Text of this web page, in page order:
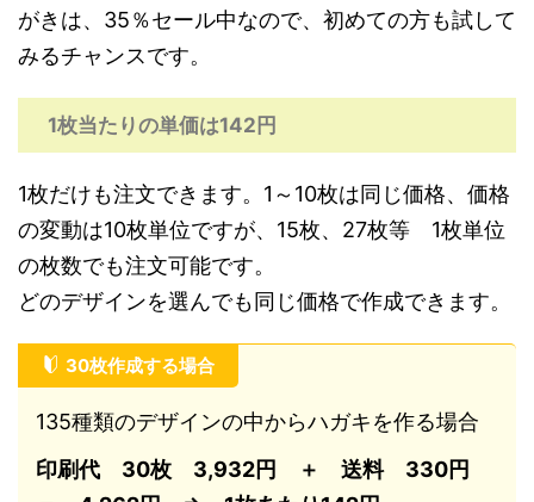
がきは、35％セール中なので、初めての方も試して
みるチャンスです。
1枚当たりの単価は142円
1枚だけも注文できます。1～10枚は同じ価格、価格
の変動は10枚単位ですが、15枚、27枚等 1枚単位
の枚数でも注文可能です。
どのデザインを選んでも同じ価格で作成できます。
30枚作成する場合
135種類のデザインの中からハガキを作る場合
印刷代 30枚 3,932円 ＋ 送料 330円